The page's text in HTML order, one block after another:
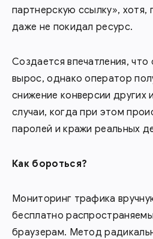
партнерскую ссылку», хотя,
даже не покидал ресурс.
Создается впечатления,
вырос, однако оператор
снижение конверсии других
случаи, когда при этом
паролей и кражи реальных
Как бороться?
Мониторинг трафика
бесплатно
браузерам. Метод